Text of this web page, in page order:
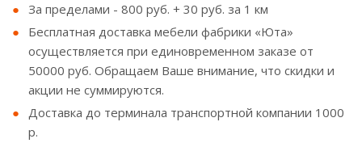
За пределами - 800 руб. + 30 руб. за 1 км
Бесплатная доставка мебели фабрики «Юта»
осуществляется при единовременном заказе от
50000 руб. Обращаем Ваше внимание, что скидки и
акции не суммируются.
Доставка до терминала транспортной компании 1000
р.